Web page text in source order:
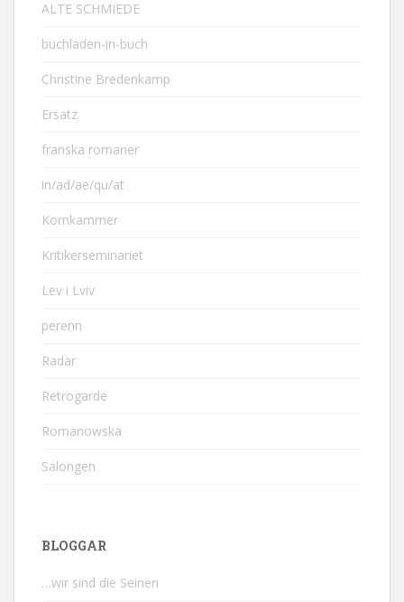
ALTE SCHMIEDE
buchladen-in-buch
Christine Bredenkamp
Ersatz
franska romaner
in/ad/ae/qu/at
Kornkammer
Kritikerseminariet
Lev i Lviv
perenn
Radar
Retrogarde
Romanowska
Salongen
BLOGGAR
…wir sind die Seinen